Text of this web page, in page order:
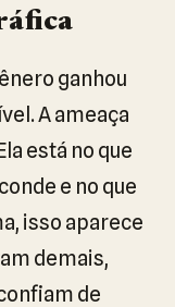
ganhou
A ameaça
está no que
e no que
isso aparece
demais,
de